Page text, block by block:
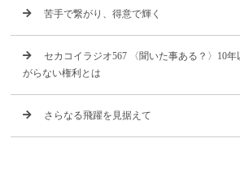
苦手で繋がり、得意で輝く
セカコイラジオ567 〈聞いた事ある？〉10
がらない権利とは
さらなる飛躍を見据えて